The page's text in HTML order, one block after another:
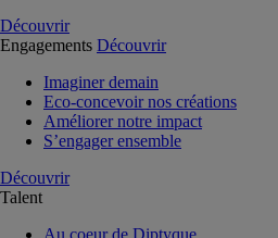
Découvrir
Engagements Découvrir
Imaginer demain
Eco-concevoir nos créations
Améliorer notre impact
S’engager ensemble
Découvrir
Talent
Au coeur de Diptyque